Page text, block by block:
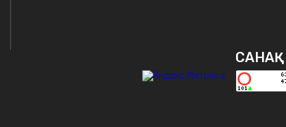
САНАҚ